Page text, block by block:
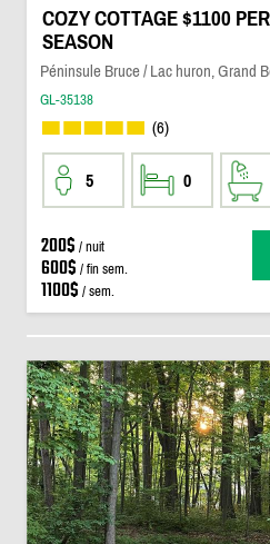
COZY COTTAGE $1100
SEASON
Péninsule Bruce / Lac huron, Grand
GL-35138
(6)
5 0
200$ / nuit
600$ / fin sem.
1100$ / sem.